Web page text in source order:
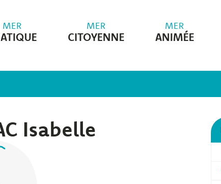
MER MER
CITOYENNE
MER
ANIMÉE
Isabelle